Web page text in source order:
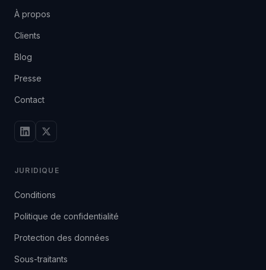
À propos
Clients
Blog
Presse
Contact
JURIDIQUE
Conditions
Politique de confidentialité
Protection des données
Sous-traitants